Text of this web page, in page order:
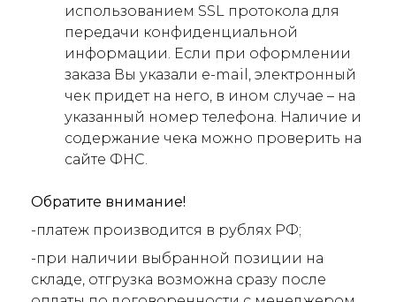
использованием SSL протокола для
передачи конфиденциальной
информации. Если при оформлении
заказа Вы указали e-mail, электронный
чек придет на него, в ином случае – на
указанный номер телефона. Наличие и
содержание чека можно проверить на
сайте ФНС.
Обратите внимание!
-платеж производится в рублях РФ;
-при наличии выбранной позиции на
складе, отгрузка возможна сразу после